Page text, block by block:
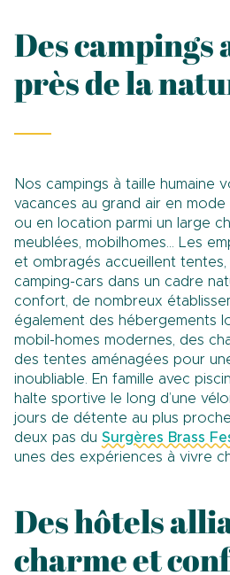
Des campings
près de la
Nos campings à taille humaine
vacances au grand air en
ou en location parmi un large
meublées, mobilhomes… Les
et ombragés accueillent tentes,
camping-cars dans un cadre
confort, de nombreux
également des hébergements
mobil-homes modernes, des
des tentes aménagées pour
inoubliable. En famille avec
halte sportive le long d’une
jours de détente au plus
deux pas du Surgères Brass
unes des expériences à vivre
Des hôtels
charme et